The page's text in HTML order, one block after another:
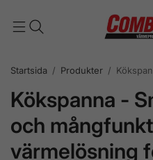
Startsida / Produkter /
Kökspanna -
och
värmelösning